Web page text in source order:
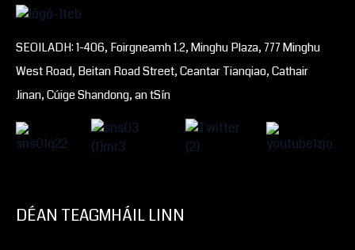
SEOILADH: 1-406, Foirgneamh 1.2, Minghu Plaza, 777 Minghu
West Road, Beitan Road Street, Ceantar Tianqiao, Cathair
Jinan, Cúige Shandong, an tSín
DÉAN TEAGMHÁIL LINN